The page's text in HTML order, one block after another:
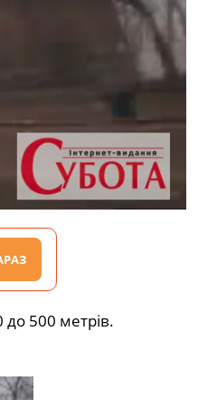
до 500 метрів.